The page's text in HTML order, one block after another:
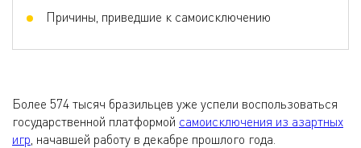
Причины, приведшие к самоисключению
Более 574 тысяч бразильцев уже успели воспользоваться
государственной платформой самоисключения из азартных
игр, начавшей работу в декабре прошлого года.